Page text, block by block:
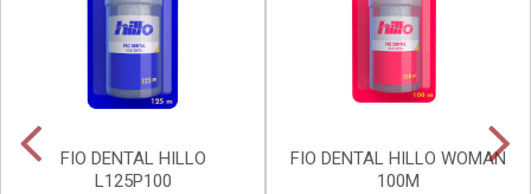
FIO DENTAL HILLO
L125P100
FIO DENTAL HILLO WOMAN
100M